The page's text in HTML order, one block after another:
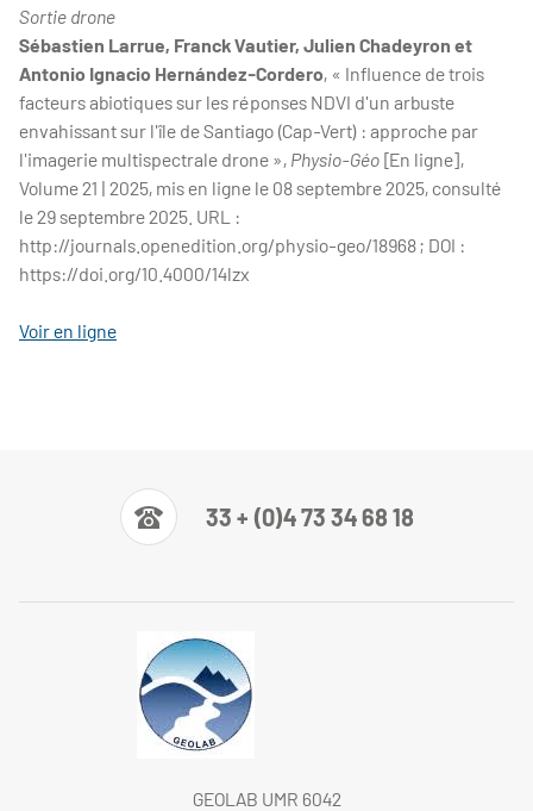
Sortie drone
Sébastien Larrue, FranckVautier, Julien Chadeyron et
Antonio Ignacio Hernández-Cordero, « Influence de trois
facteurs abiotiques sur les réponses NDVI d'un arbuste
envahissant sur l'île de Santiago (Cap-Vert) : approche par
l'imagerie multispectrale drone », Physio-Géo [En ligne],
Volume 21 | 2025, mis en ligne le 08 septembre 2025, consulté
le29 septembre 2025 URL :
http://journals.openedition.org/physio-geo/18968 ; DOI :
https://doi.org/10.4000/14lzx
Voir en ligne
33 + (0)4 73 34 68 18
GEOLAB UMR 6042